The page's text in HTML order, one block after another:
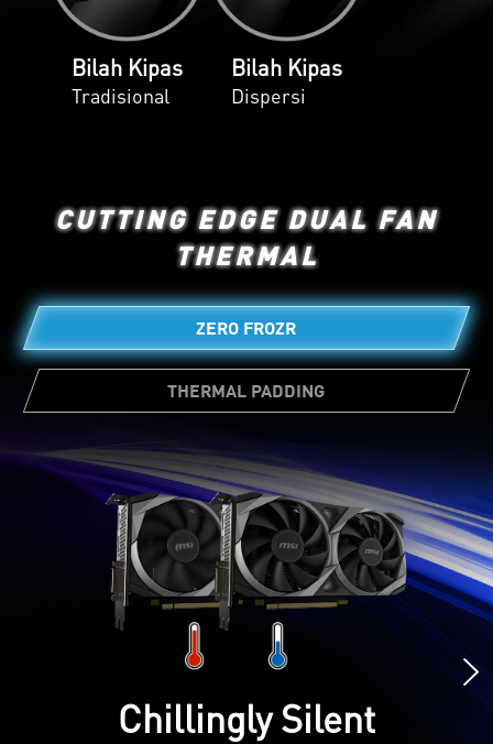
Bilah Kipas
Tradisional
Bilah Kipas
Dispersi
CUTTING EDGE DUAL FAN
THERMAL
ZERO FROZR
THERMAL PADDING
Chillingly Silent
Jumlah thermal pad yang cukup banyak
memungkinkan berbagai komponen board
untuk mentransfer panas secara langsung ke
heatsink untuk pendinginan yang lebih baik.